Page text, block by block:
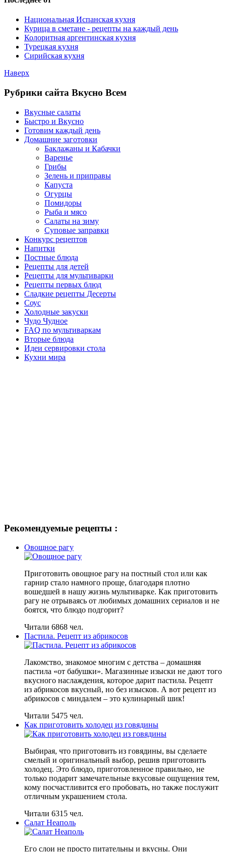
Национальная Испанская кухня
Курица в сметане - рецепты на каждый день
Колоритная аргентинская кухня
Турецкая кухня
Сирийская кухня
Наверх
Рубрики сайта Вкусно Всем
Вкусные салаты
Быстро и Вкусно
Готовим каждый день
Домашние заготовки
Баклажаны и Кабачки
Варенье
Грибы
Зелень и приправы
Капуста
Огурцы
Помидоры
Рыба и мясо
Салаты на зиму
Суповые заправки
Конкурс рецептов
Напитки
Постные блюда
Рецепты для детей
Рецепты для мультиварки
Рецепты первых блюд
Сладкие рецепты Десерты
Соус
Холодные закуски
Чудо Чудное
FAQ по мультиваркам
Вторые блюда
Идеи сервировки стола
Кухни мира
Рекомендуемые рецепты :
Овощное рагу
Приготовить овощное рагу на постный стол или как
гарнир стало намного проще, благодаря плотно
вошедшей в нашу жизнь мультиварке. Как приготовить
рагу не отрываясь от любимых домашних сериалов и не
боятся, что блюдо подгорит?
Читали 6868 чел.
Пастила. Рецепт из абрикосов
Лакомство, знакомое многим с детства – домашняя
пастила «от бабушки». Магазинные изыски не дают того
вкусного наслаждения, которое дарит пастила. Рецепт
из абрикосов вкусный, но без изысков. А вот рецепт из
абрикосов с миндалем – это кулинарный шик!
Читали 5475 чел.
Как приготовить холодец из говядины
Выбирая, что приготовить из говядины, вы сделаете
смелый и оригинальный выбор, решив приготовить
холодец. Это блюдо, приготовленное правильно, не
только подарит замечательные вкусовые ощущения тем,
кому посчастливится его пробовать, но также послужит
отличным украшением стола.
Читали 6315 чел.
Салат Неаполь
Его слои не просто питательны и вкусны. Они